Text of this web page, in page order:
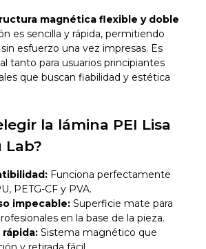
magnética flexible y doble
es sencilla y rápida, permitiendo
esfuerzo una vez impresas. Es
tanto para usuarios principiantes
que buscan fiabilidad y estética
la lámina PEI Lisa
Lab?
Funciona perfectamente
PETG-CF y PVA.
impecable: Superficie mate para
en la base de la pieza.
Sistema magnético que